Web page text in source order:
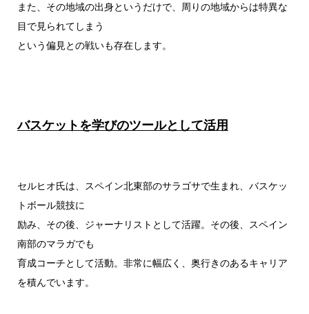
また、その地域の出身というだけで、周りの地域からは特異な
目で見られてしまう
という偏見との戦いも存在します。
バスケットを学びのツールとして活用
セルヒオ氏は、スペイン北東部のサラゴサで生まれ、バスケッ
トボール競技に
励み、その後、ジャーナリストとして活躍。その後、スペイン
南部のマラガでも
育成コーチとして活動。非常に幅広く、奥行きのあるキャリア
を積んでいます。